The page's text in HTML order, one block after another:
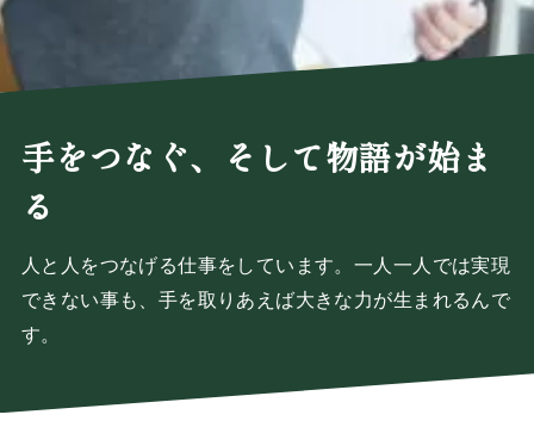
手をつなぐ、そして物語が始ま
る
人と人をつなげる仕事をしています。一人一人では実現
できない事も、手を取りあえば大きな力が生まれるんで
す。